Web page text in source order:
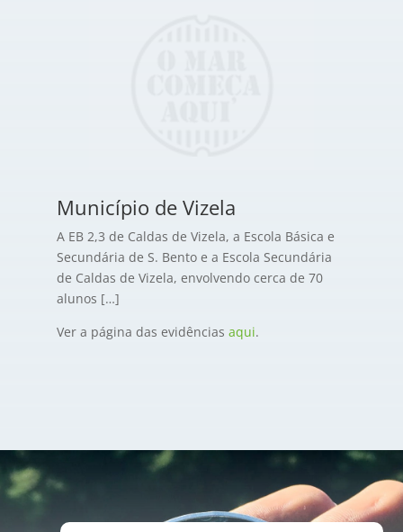
Município de Vizela
A EB 2,3 de Caldas de Vizela, a Escola Básica e
Secundária de S. Bento e a Escola Secundária
de Caldas de Vizela, envolvendo cerca de 70
alunos […]
Ver a página das evidências aqui.